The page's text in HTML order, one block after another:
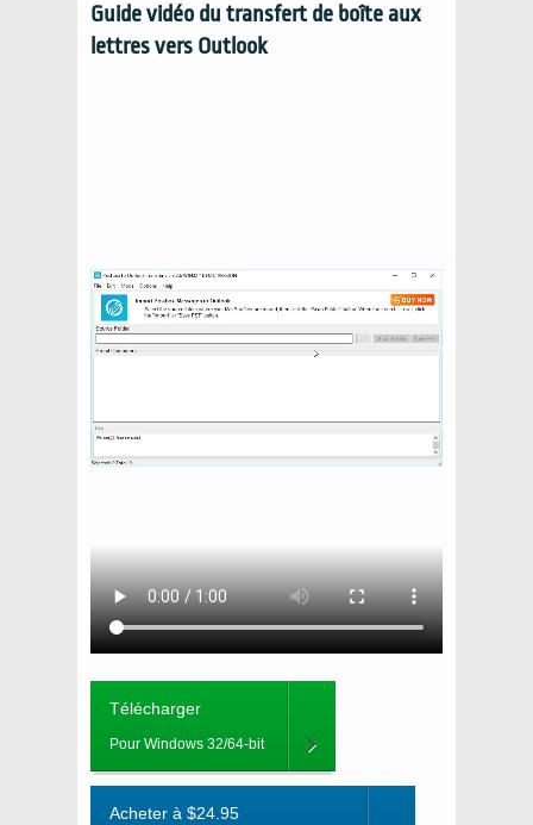
Guide vidéo du transfert de boîte aux
lettres vers Outlook
Télécharger
Pour Windows 32/64-bit
Acheter à $24.95